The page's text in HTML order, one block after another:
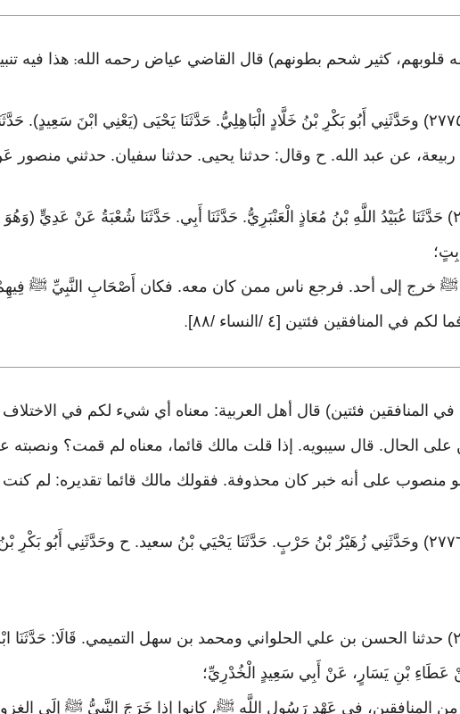
قلوبهم، كثير شحم بطونهم) قال القاضي عياض رحمه الله: هذا فيه
م - (٢٧٧٥) وحَدَّثَنِي أَبُو بَكْرِ بْنُ خَلَّادٍ الْبَاهِلِيُّ. حَدَّثَنَا يَحْيَى (يَعْنِي ابْنَ
عن عبد الله. ح وقال: حدثنا يحيى. حدثنا سفيان. حدثني منصور
(٢٧٧٦) حَدَّثَنَا عُبَيْدُ اللَّهِ بْنُ مُعَاذٍ الْعَنْبَرِيُّ. حَدَّثَنَا أَبِي. حَدَّثَنَا شُعْبَةُ عَنْ
ﷺ خرج إلى أحد. فرجع ناس ممن كان معه. فكان أَصْحَابِ النَّبِيِّ ﷺ
في المنافقين فئتين [٤ /النساء /٨٨]
.
في المنافقين فئتين) قال أهل العربية: معناه أي شيء لكم في
على الحال. قال سيبويه. إذا قلت مالك قائما، معناه لم قمت؟
هو منصوب على أنه خبر كان محذوفة. فقولك مالك قائما تقديره: لم كنت
م - (٢٧٧٦) وحَدَّثَنِي زُهَيْرُ بْنُ حَرْبٍ. حَدَّثَنَا يَحْيَي بْنُ سعيد. ح وحَدَّثَنِي أَبُو بَكْرِ
(٢٧٧٧) حدثنا الحسن بن علي الحلواني ومحمد بن سهل التميمي. قَالَا:
عَطَاءِ بْنِ يَسَارٍ، عَنْ أَبِي سَعِيدٍ الْخُدْرِيِّ؛
من المنافقين، فِي عَهْدِ رَسُولِ اللَّهِ ﷺ، كانوا إذا خَرَجَ النَّبِيُّ ﷺ إِلَى